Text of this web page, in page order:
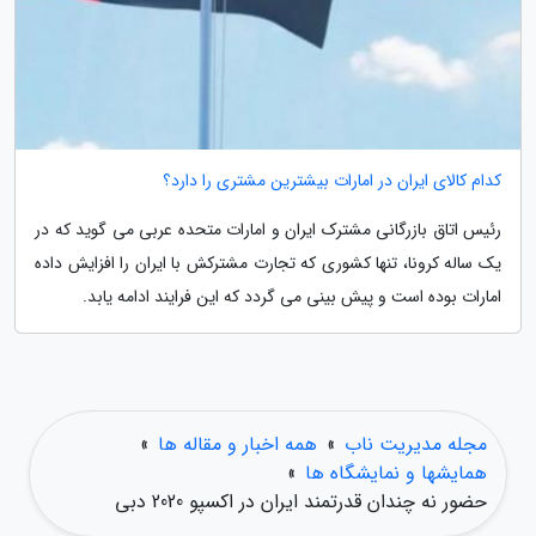
کدام کالای ایران در امارات بیشترین مشتری را دارد؟
رئیس اتاق بازرگانی مشترک ایران و امارات متحده عربی می گوید که در
یک ساله کرونا، تنها کشوری که تجارت مشترکش با ایران را افزایش داده
امارات بوده است و پیش بینی می گردد که این فرایند ادامه یابد.
مجله مدیریت ناب » همه اخبار و مقاله ها »
همایشها و نمایشگاه ها »
حضور نه چندان قدرتمند ایران در اکسپو 2020 دبی